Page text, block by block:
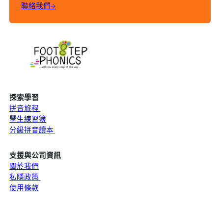
聯絡我們→
探索學習
拼音旅程
學生練習簿
分級拼音讀本
支援與公司資訊
關於我們
私隱政策
使用條款